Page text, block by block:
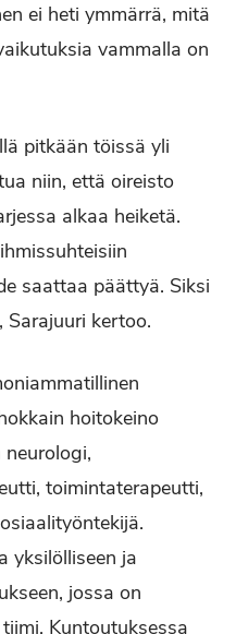
ei heti ymmärrä, mitä
vammalla on
pitkään töissä yli
niin, että oireisto
alkaa heiketä.
saattaa päättyä. Siksi
kertoo.
hoitokeino
toimintaterapeutti,
yksilölliseen ja
jossa on
Kuntoutuksessa